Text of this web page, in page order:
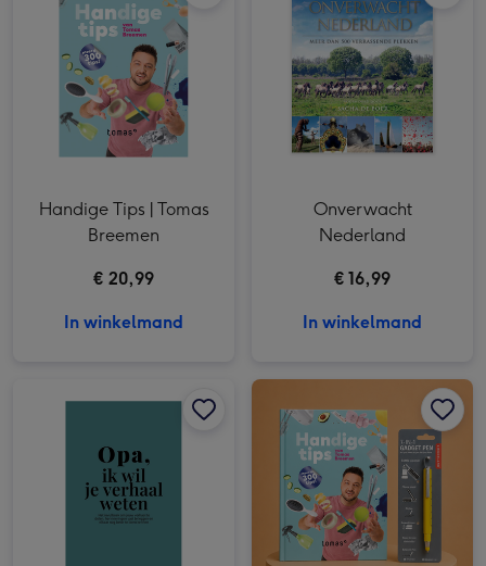
Handige Tips | Tomas
Breemen
€ 20,99
In winkelmand
Onverwacht
Nederland
€ 16,99
In winkelmand
Opa, ik wil je verhaal weten afbeelding 2